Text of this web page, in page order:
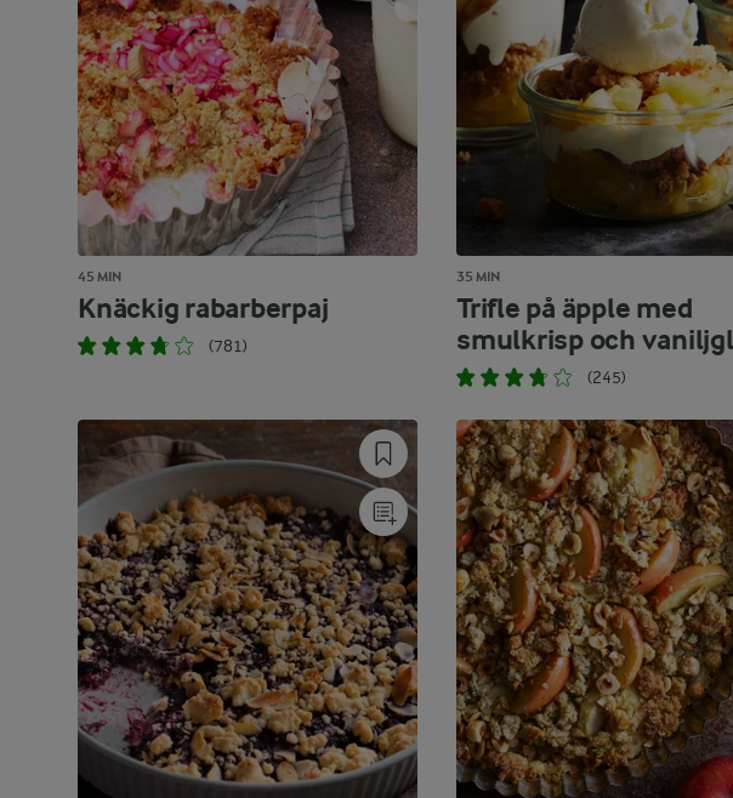
45 MIN
Knäckig rabarberpaj
(781)
35 MIN
Trifle på äpple med
smulkrisp och
(245)